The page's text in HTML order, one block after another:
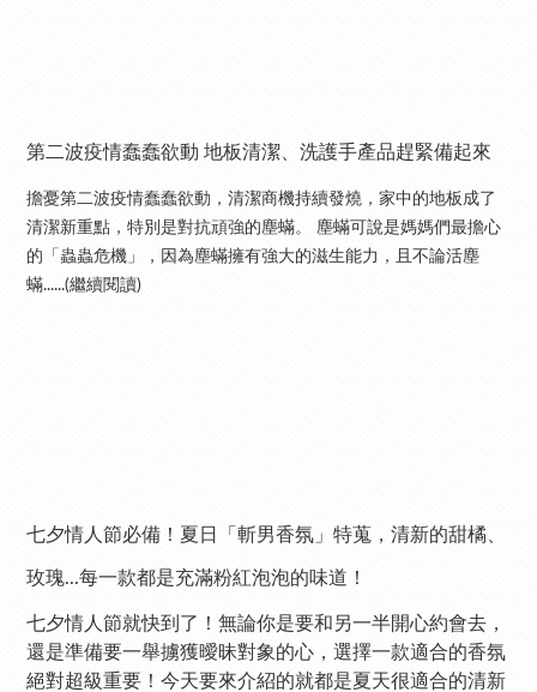
第二波疫情蠢蠢欲動 地板清潔、洗護手產品趕緊備起來
擔憂第二波疫情蠢蠢欲動，清潔商機持續發燒，家中的地板成了
清潔新重點，特別是對抗頑強的塵蟎。 塵蟎可說是媽媽們最擔心
的「蟲蟲危機」，因為塵蟎擁有強大的滋生能力，且不論活塵
蟎......(繼續閱讀)
七夕情人節必備！夏日「斬男香氛」特蒐，清新的甜橘、
玫瑰...每一款都是充滿粉紅泡泡的味道！
七夕情人節就快到了！無論你是要和另一半開心約會去，
還是準備要一舉擄獲曖昧對象的心，選擇一款適合的香氛
絕對超級重要！今天要來介紹的就都是夏天很適合的清新